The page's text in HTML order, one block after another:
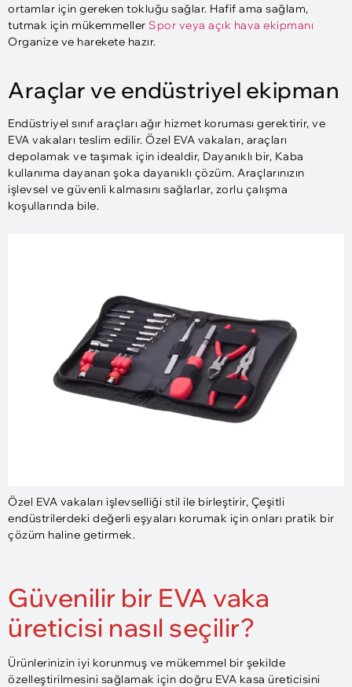
ortamlar için gereken tokluğu sağlar. Hafif ama sağlam,
tutmak için mükemmeller Spor veya açık hava ekipmanı
Organize ve harekete hazır.
Araçlar ve endüstriyel ekipman
Endüstriyel sınıf araçları ağır hizmet koruması gerektirir, ve
EVA vakaları teslim edilir. Özel EVA vakaları, araçları
depolamak ve taşımak için idealdir, Dayanıklı bir, Kaba
kullanıma dayanan şoka dayanıklı çözüm. Araçlarınızın
işlevsel ve güvenli kalmasını sağlarlar, zorlu çalışma
koşullarında bile.
Özel EVA vakaları işlevselliği stil ile birleştirir, Çeşitli
endüstrilerdeki değerli eşyaları korumak için onları pratik bir
çözüm haline getirmek.
Güvenilir bir EVA vaka
üreticisi nasıl seçilir?
Ürünlerinizin iyi korunmuş ve mükemmel bir şekilde
özelleştirilmesini sağlamak için doğru EVA kasa üreticisini